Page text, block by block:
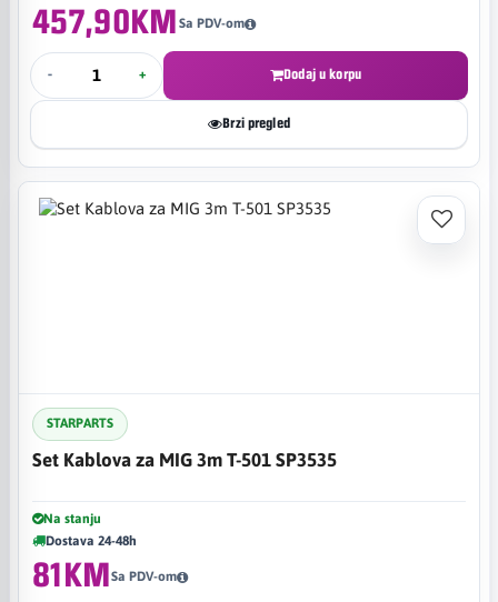
457,90KM Sa PDV-om
- + Dodaj u korpu
Brzi pregled
STARPARTS
Set Kablova za MIG 3m T-501 SP3535
Na stanju
Dostava 24-48h
81KMSa PDV-om